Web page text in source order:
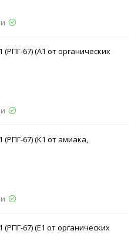
67) (А1 от органических
67) (К1 от амиака,
67) (Е1 от органических